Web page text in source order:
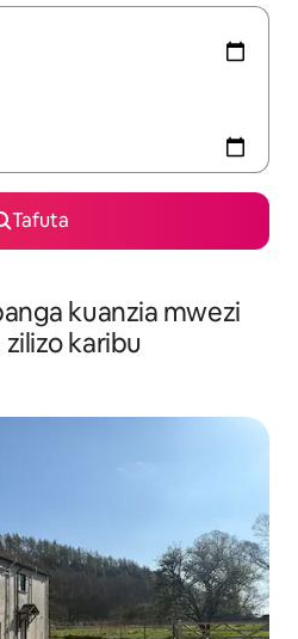
Tafuta
kuanzia mwezi
karibu